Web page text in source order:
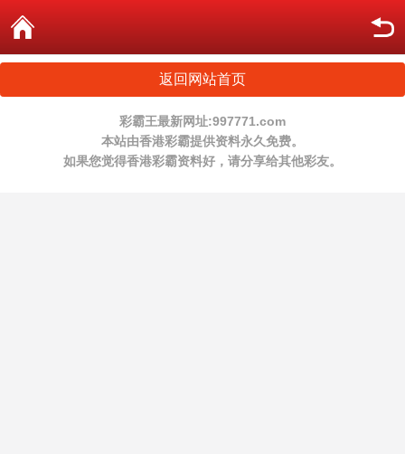
返回网站首页
彩霸王最新网址:997771.com
本站由香港彩霸提供资料永久免费。
如果您觉得香港彩霸资料好，请分享给其他彩友。